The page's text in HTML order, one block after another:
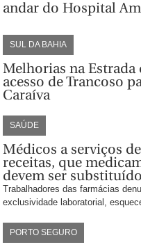
andar do Hospital
SUL DA BAHIA
Melhorias na
acesso de Trancoso
Caraíva
SAÚDE
Médicos a serviços
receitas, que
devem ser
Trabalhadores das farmácias
exclusividade laboratorial,
PORTO SEGURO